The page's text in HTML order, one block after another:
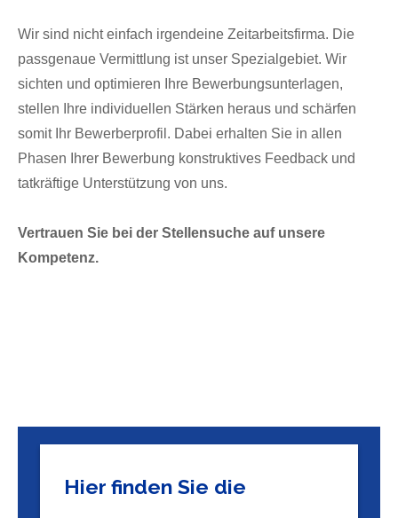
Wir sind nicht einfach irgendeine Zeitarbeitsfirma. Die
passgenaue Vermittlung ist unser Spezialgebiet. Wir
sichten und optimieren Ihre Bewerbungsunterlagen,
stellen Ihre individuellen Stärken heraus und schärfen
somit Ihr Bewerberprofil. Dabei erhalten Sie in allen
Phasen Ihrer Bewerbung konstruktives Feedback und
tatkräftige Unterstützung von uns.
Vertrauen Sie bei der Stellensuche auf unsere
Kompetenz.
Hier finden Sie die